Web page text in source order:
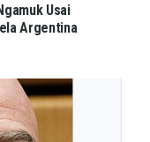
Usai
Argentina